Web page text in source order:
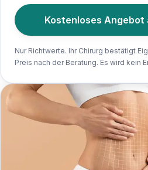
Kostenloses
Nur Richtwerte. Ihr Chirurg bestätigt
Preis nach der Beratung. Es wird kein